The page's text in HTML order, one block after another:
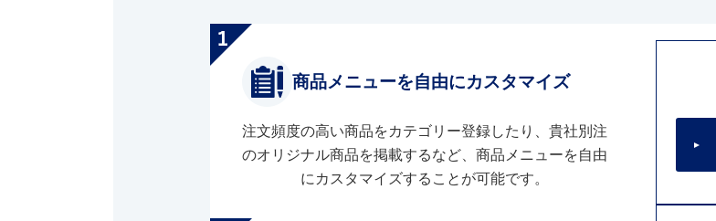
商品メニューを自由にカスタマイズ
注文頻度の高い商品をカテゴリー登録したり、貴社別注
のオリジナル商品を掲載するなど、商品メニューを自由
にカスタマイズすることが可能です。